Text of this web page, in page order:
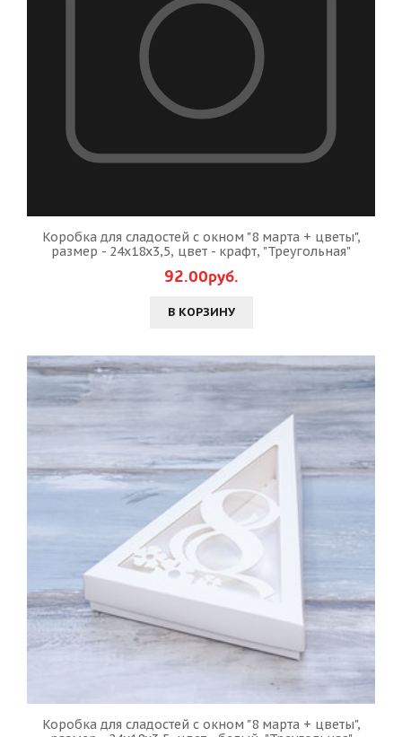
Коробка для сладостей с окном "8 марта + цветы",
размер - 24х18х3,5, цвет - крафт, "Треугольная"
92.00руб.
В КОРЗИНУ
Коробка для сладостей с окном "8 марта + цветы",